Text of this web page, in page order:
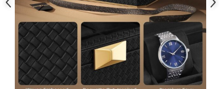
Cosuri de gunoi
Suporturi si accesorii de bucatarie
Living & hol
Mobila living